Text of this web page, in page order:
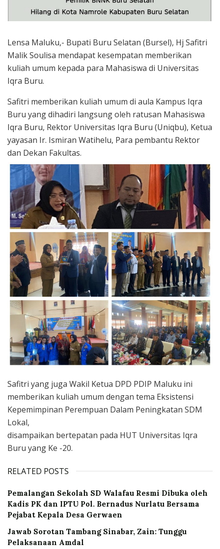
Lensa Maluku,- Bupati Buru Selatan (Bursel), Hj Safitri
Malik Soulisa mendapat kesempatan memberikan
kuliah umum kepada para Mahasiswa di Universitas
Iqra Buru.
Safitri memberikan kuliah umum di aula Kampus Iqra
Buru yang dihadiri langsung oleh ratusan Mahasiswa
Iqra Buru, Rektor Universitas Iqra Buru (Uniqbu), Ketua
yayasan Ir. Ismiran Watihelu, Para pembantu Rektor
dan Dekan Fakultas.
Safitri yang juga Wakil Ketua DPD PDIP Maluku ini
memberikan kuliah umum dengan tema Eksistensi
Kepemimpinan Perempuan Dalam Peningkatan SDM
Lokal,
disampaikan bertepatan pada HUT Universitas Iqra
Buru yang Ke -20.
RELATED POSTS
Pemalangan Sekolah SD Walafau Resmi Dibuka oleh
Kadis PK dan IPTU Pol. Bernadus Nurlatu Bersama
Pejabat Kepala Desa Gerwaen
Jawab Sorotan Tambang Sinabar, Zain: Tunggu
Pelaksanaan Amdal